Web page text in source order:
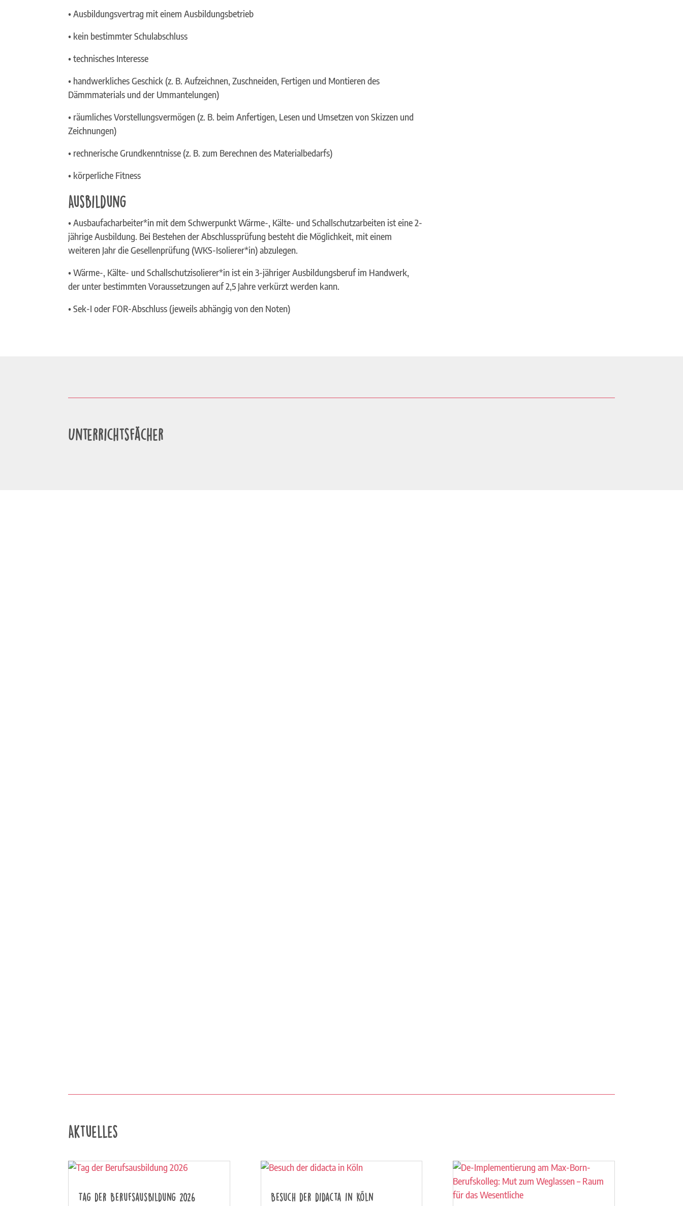
• Ausbildungsvertrag mit einem Ausbildungsbetrieb
• kein bestimmter Schulabschluss
• technisches Interesse
• handwerkliches Geschick (z. B. Aufzeichnen, Zuschneiden, Fertigen und Montieren des
Dämmmaterials und der Ummantelungen)
• räumliches Vorstellungsvermögen (z. B. beim Anfertigen, Lesen und Umsetzen von Skizzen und
Zeichnungen)
• rechnerische Grundkenntnisse (z. B. zum Berechnen des Materialbedarfs)
• körperliche Fitness
Ausbildung
• Ausbaufacharbeiter*in mit dem Schwerpunkt Wärme-, Kälte- und Schallschutzarbeiten ist eine 2-
jährige Ausbildung. Bei Bestehen der Abschlussprüfung besteht die Möglichkeit, mit einem
weiteren Jahr die Gesellenprüfung (WKS-Isolierer*in) abzulegen.
• Wärme-, Kälte- und Schallschutzisolierer*in ist ein 3-jähriger Ausbildungsberuf im Handwerk,
der unter bestimmten Voraussetzungen auf 2,5 Jahre verkürzt werden kann.
• Sek-I oder FOR-Abschluss (jeweils abhängig von den Noten)
Unterrichtsfächer
Aktuelles
Tag der Berufsausbildung 2026 Besuch der didacta in Köln